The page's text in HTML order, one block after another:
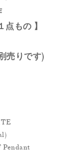
点もの 】
売りです)
Pendant